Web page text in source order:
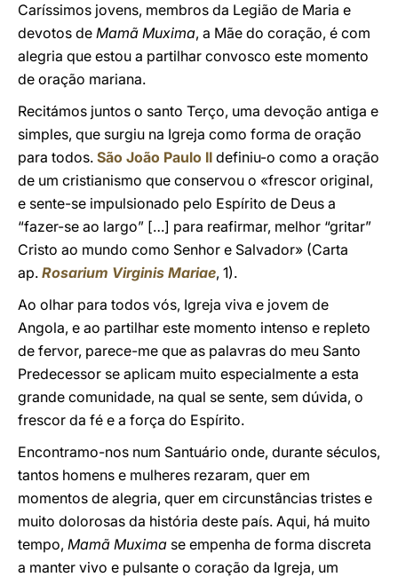
Caríssimos jovens, membros da Legião de Maria e
devotos de Mamã Muxima, a Mãe do coração, é com
alegria que estou a partilhar convosco este momento
de oração mariana.
Recitámos juntos o santo Terço, uma devoção antiga e
simples, que surgiu na Igreja como forma de oração
para todos. São João Paulo II definiu-o como a oração
de um cristianismo que conservou o «frescor original,
e sente-se impulsionado pelo Espírito de Deus a
“fazer-se ao largo” […] para reafirmar, melhor “gritar”
Cristo ao mundo como Senhor e Salvador» (Carta
ap. Rosarium Virginis Mariae, 1).
Ao olhar para todos vós, Igreja viva e jovem de
Angola, e ao partilhar este momento intenso e repleto
de fervor, parece-me que as palavras do meu Santo
Predecessor se aplicam muito especialmente a esta
grande comunidade, na qual se sente, sem dúvida, o
frescor da fé e a força do Espírito.
Encontramo-nos num Santuário onde, durante séculos,
tantos homens e mulheres rezaram, quer em
momentos de alegria, quer em circunstâncias tristes e
muito dolorosas da história deste país. Aqui, há muito
tempo, Mamã Muxima se empenha de forma discreta
a manter vivo e pulsante o coração da Igreja, um